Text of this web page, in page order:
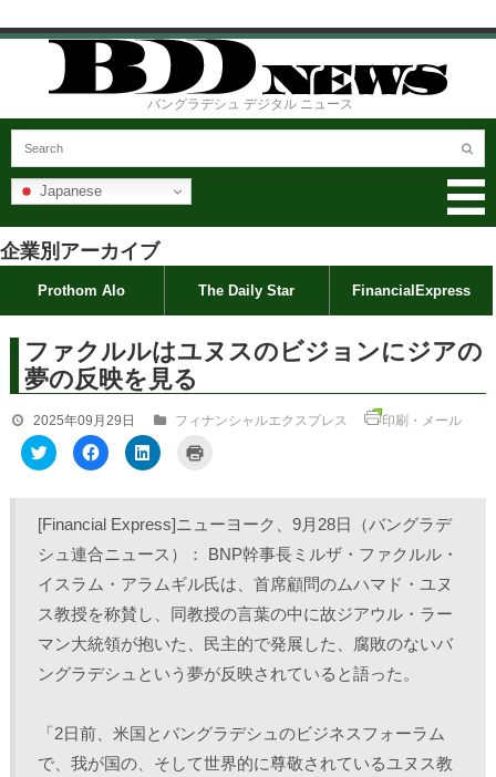
バングラデシュ デジタル ニュース
Japanese
企業別アーカイブ
Prothom Alo The Daily Star FinancialExpress
ファクルルはユヌスのビジョンにジアの
夢の反映を見る
2025年09月29日 フィナンシャルエクスプレス
印刷・メール
ク
リ
て
T
i
t
e
r
で
共
有
新
ィ
ン
ド
ウ
F
a
o
o
で
有
す
る
に
は
ク
ッ
く
だ
さ
い
ク
リ
L
n
e
d
n
で
共
(
ウ
ィ
ン
ド
印
し
い
ウ
ィ
ン
ド
で
す
)
[Financial Express]ニューヨーク、9月28日（バングラデ
シュ連合ニュース）： BNP幹事長ミルザ・ファクルル・
イスラム・アラムギル氏は、首席顧問のムハマド・ユヌ
ス教授を称賛し、同教授の言葉の中に故ジアウル・ラー
マン大統領が抱いた、民主的で発展した、腐敗のないバ
ングラデシュという夢が反映されていると語った。
「2日前、米国とバングラデシュのビジネスフォーラム
で、我が国の、そして世界的に尊敬されているユヌス教